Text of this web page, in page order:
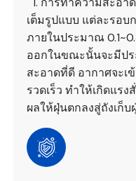
เต็มรูปแบบ แต่ละรอบ
ภายในประมาณ
ออกในขณะนั้นจะมีป
สะอาดที่ดี อากาศจะเ
รวดเร็ว ทำให้เกิดแร
ผลให้ฝุ่นตกลงสู่ถังเก็บ